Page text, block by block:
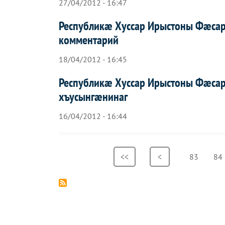
27/04/2012 - 16:47
Республикæ Хуссар Ирыстоны
комментарий
18/04/2012 - 16:45
Республикæ Хуссар Ирыстоны
хъусынгæнинаг
16/04/2012 - 16:44
Pagination First
<<
Previous
< Page
83 Page
84